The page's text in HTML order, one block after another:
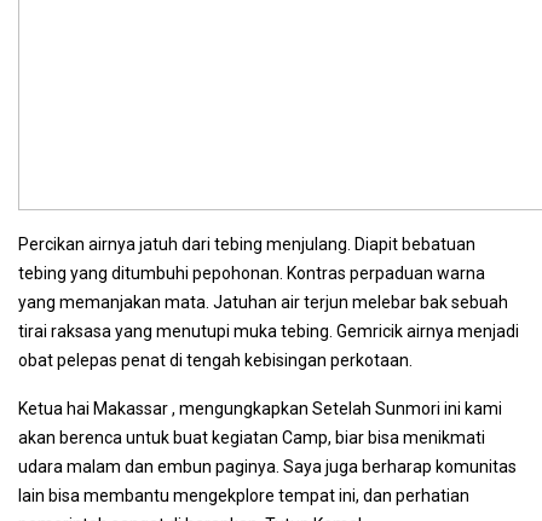
Percikan airnya jatuh dari tebing menjulang. Diapit bebatuan
tebing yang ditumbuhi pepohonan. Kontras perpaduan warna
yang memanjakan mata. Jatuhan air terjun melebar bak sebuah
tirai raksasa yang menutupi muka tebing. Gemricik airnya menjadi
obat pelepas penat di tengah kebisingan perkotaan.
Ketua hai Makassar , mengungkapkan Setelah Sunmori ini kami
akan berenca untuk buat kegiatan Camp, biar bisa menikmati
udara malam dan embun paginya. Saya juga berharap komunitas
lain bisa membantu mengekplore tempat ini, dan perhatian